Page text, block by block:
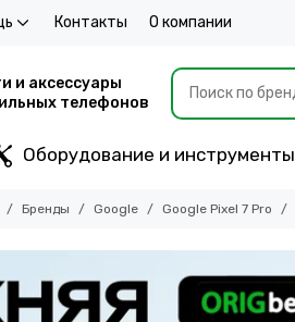
Контакты О компании
и аксессуары
телефонов
Оборудование и инструменты
Бренды Google Google Pixel 7 Pro